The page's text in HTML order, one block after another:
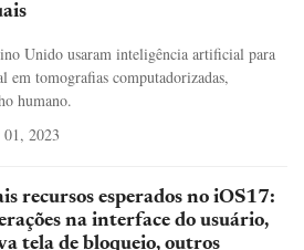
Unido usaram inteligência artificial para
em tomografias computadorizadas,
humano.
2023
recursos esperados no iOS17:
na interface do usuário,
tela de bloqueio, outros